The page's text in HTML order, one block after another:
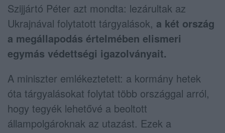
Szijjártó Péter azt mondta: lezárultak az
Ukrajnával folytatott tárgyalások, a két ország
a megállapodás értelmében elismeri
egymás védettségi igazolványait.
A miniszter emlékeztetett: a kormány hetek
óta tárgyalásokat folytat több országgal arról,
hogy tegyék lehetővé a beoltott
állampolgároknak az utazást. Ezek a